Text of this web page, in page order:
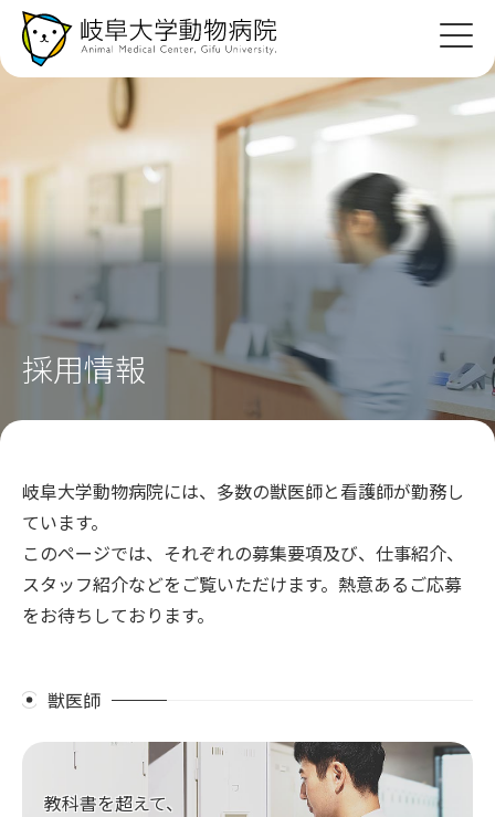
さんへ 紹介病院の先生へ
教育・研究
病院紹介
採用情報
お知らせ
お問い合わせ
犬の献血制度とドナー登録のお願い
関連リンク
岐阜大学
採用情報
岐阜大学動物病院には、多数の獣医師と看護師が勤務し
ています。
このページでは、それぞれの募集要項及び、仕事紹介、
スタッフ紹介などをご覧いただけます。熱意あるご応募
をお待ちしております。
獣医師
教科書を超えて、